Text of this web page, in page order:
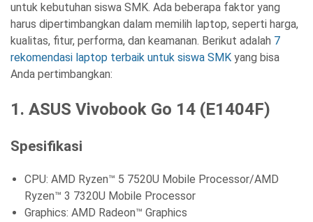
untuk kebutuhan siswa SMK. Ada beberapa faktor yang
harus dipertimbangkan dalam memilih laptop, seperti harga,
kualitas, fitur, performa, dan keamanan. Berikut adalah 7
rekomendasi laptop terbaik untuk siswa SMK yang bisa
Anda pertimbangkan:
1. ASUS Vivobook Go 14 (E1404F)
Spesifikasi
CPU: AMD Ryzen™ 5 7520U Mobile Processor/AMD
Ryzen™ 3 7320U Mobile Processor
Graphics: AMD Radeon™ Graphics